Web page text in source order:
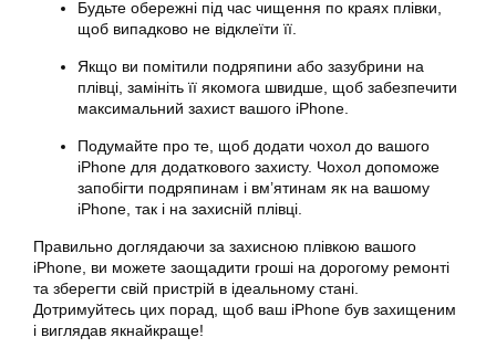
Будьте обережні під час чищення по краях плівки,
щоб випадково не відклеїти її.
Якщо ви помітили подряпини або зазубрини на
плівці, замініть її якомога швидше, щоб забезпечити
максимальний захист вашого iPhone.
Подумайте про те, щоб додати чохол до вашого
iPhone для додаткового захисту. Чохол допоможе
запобігти подряпинам і вм’ятинам як на вашому
iPhone, так і на захисній плівці.
Правильно доглядаючи за захисною плівкою вашого
iPhone, ви можете заощадити гроші на дорогому ремонті
та зберегти свій пристрій в ідеальному стані.
Дотримуйтесь цих порад, щоб ваш iPhone був захищеним
і виглядав якнайкраще!